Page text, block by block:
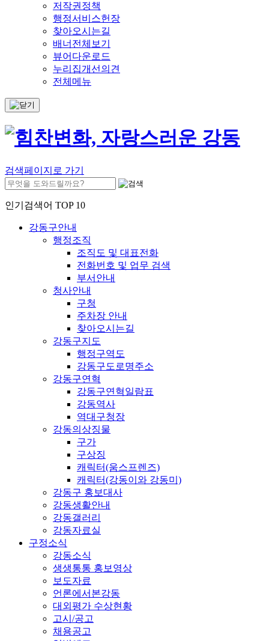
저작권정책
행정서비스헌장
찾아오시는길
배너전체보기
뷰어다운로드
누리집개선의견
전체메뉴
검색페이지로 가기
인기검색어 TOP 10
강동구안내
행정조직
조직도 및 대표전화
전화번호 및 업무 검색
부서안내
청사안내
구청
주차장 안내
찾아오시는길
강동구지도
행정구역도
강동구도로명주소
강동구연혁
강동구연혁일람표
강동역사
역대구청장
강동의상징물
구가
구상징
캐릭터(움스프렌즈)
캐릭터(강동이와 강동미)
강동구 홍보대사
강동생활안내
강동갤러리
강동자료실
구정소식
강동소식
생생통통 홍보영상
보도자료
언론에서본강동
대외평가 수상현황
고시/공고
채용공고